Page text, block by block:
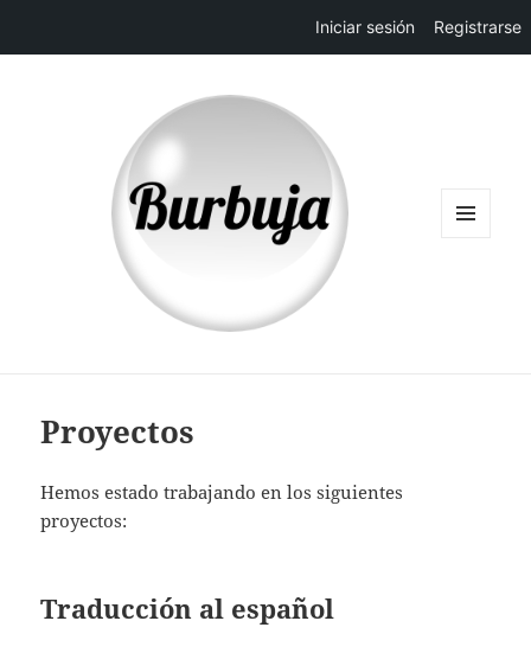
Iniciar sesión Registrarse
Proyectos
Hemos estado trabajando en los siguientes
proyectos:
Traducción al español